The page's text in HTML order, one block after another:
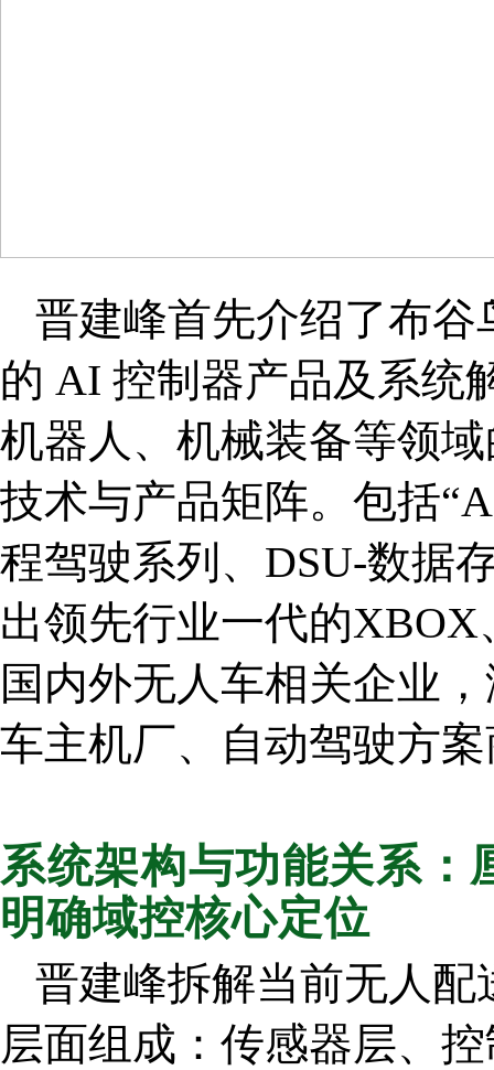
晋建峰首先介绍了布
的 AI 控制器产品及系统
机器人、机械装备等领
技术与产品矩阵。包括
程驾驶系列、DSU-数据
出领先行业一代的
国内外无人车相关企业
车主机厂、自动驾驶方
系统架构与功能关系：
明确域控核心定位
晋建峰拆解当前无人
层面组成：传感器层、